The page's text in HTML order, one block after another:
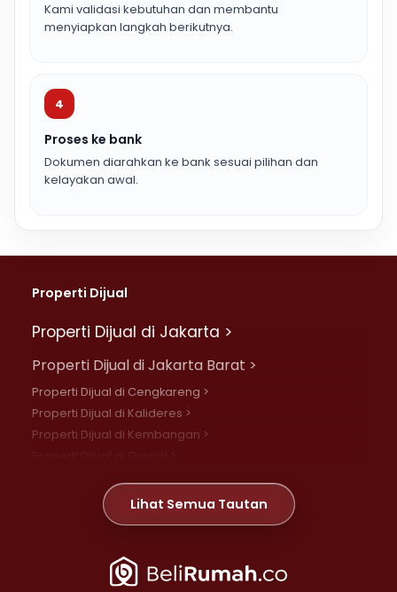
Kami validasi kebutuhan dan membantu
menyiapkan langkah berikutnya.
4
Proses ke bank
Dokumen diarahkan ke bank sesuai pilihan dan
kelayakan awal.
Properti Dijual
Properti Dijual di Jakarta >
Properti Dijual di Jakarta Barat >
Properti Dijual di Cengkareng >
Properti Dijual di Kalideres >
Properti Dijual di Kembangan >
Properti Dijual di Meruya >
Properti Dijual di Jelambar >
Properti Dijual di Jakarta Pusat >
Lihat Semua Tautan